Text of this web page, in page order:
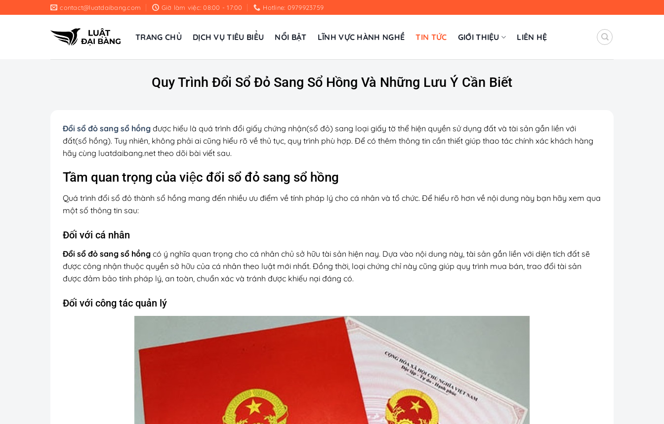
đến
contact@luatdaibang.com Giờ làm việc: 08:00 - 17:00 Hotline: 0979923759
TRANG CHỦ DỊCH VỤ TIÊU BIỂU NỔI BẬT LĨNH VỰC HÀNH NGHỀ TIN TỨC GIỚI THIỆU LIÊN HỆ
Quy Trình Đổi Sổ Đỏ Sang Sổ Hồng Và Những Lưu Ý Cần Biết
Đổi sổ đỏ sang sổ hồng được hiểu là quá trình đổi giấy chứng nhận(sổ đỏ) sang loại giấy tờ thể hiện quyền sử dụng đất và tài sản gắn liền với
đất(sổ hồng). Tuy nhiên, không phải ai cũng hiểu rõ về thủ tục, quy trình phù hợp. Để có thêm thông tin cần thiết giúp thao tác chính xác khách hàng
hãy cùng luatdaibang.net theo dõi bài viết sau.
Tầm quan trọng của việc đổi sổ đỏ sang sổ hồng
Quá trình đổi sổ đỏ thành sổ hồng mang đến nhiều ưu điểm về tính pháp lý cho cá nhân và tổ chức. Để hiểu rõ hơn về nội dung này bạn hãy xem qua
một số thông tin sau:
Đối với cá nhân
Đổi sổ đỏ sang sổ hồng có ý nghĩa quan trọng cho cá nhân chủ sở hữu tài sản hiện nay. Dựa vào nội dung này, tài sản gắn liền với diện tích đất sẽ
được công nhận thuộc quyền sở hữu của cá nhân theo luật mới nhất. Đồng thời, loại chứng chỉ này cũng giúp quy trình mua bán, trao đổi tài sản
được đảm bảo tính pháp lý, an toàn, chuẩn xác và tránh được khiếu nại đáng có.
Đối với công tác quản lý